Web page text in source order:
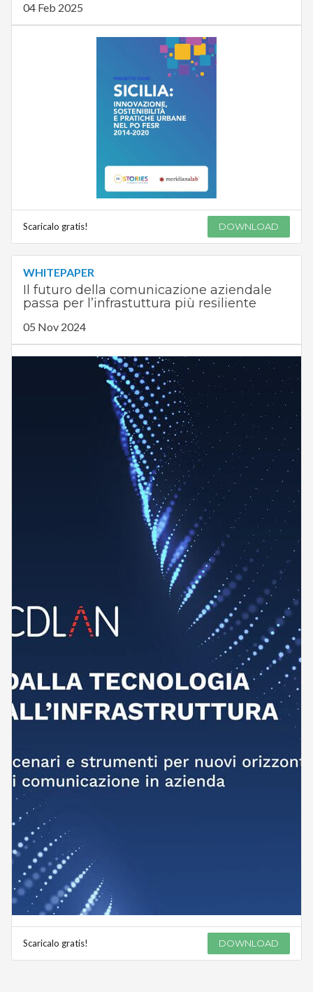
04 Feb 2025
Scaricalo gratis! DOWNLOAD
WHITEPAPER
Il futuro della comunicazione aziendale
passa per l’infrastuttura più resiliente
05 Nov 2024
Scaricalo gratis! DOWNLOAD